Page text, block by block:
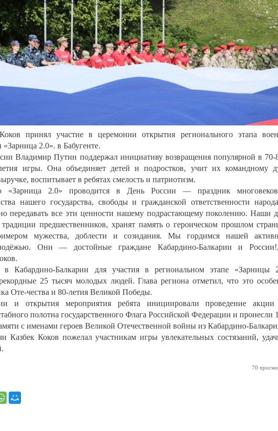
принял участие в церемонии открытия регионального этапа
2.0». в Бабугенте.
Владимир Путин поддержал инициативу возвращения популярной в 70-
игры. Она объединяет детей и подростков, учит их командному
воспитывает в ребятах смелость и патриотизм.
«Зарница 2.0» проводится в День России — праздник
нашего государства, свободы и гражданской ответственности
передавать все эти ценности нашему подрастающему поколению. Наши
предшественников, хранят память о героическом прошлом
мужества, доблести и созидания. Мы гордимся нашей
Они — достойные граждане Кабардино-Балкарии и
Кабардино-Балкарии для участия в региональном этапе «Зарницы
рекордные 25 тысяч молодых людей. Глава региона отметил, что это
Оте-чества и 80-летия Великой Победы.
и открытия мероприятия ребята инициировали проведение
полотна государственного Флага Российской Федерации и пронесли
с именами героев Великой Отечественной войны из Кабардино-
Казбек Коков пожелал участникам игры увлекательных состязаний,
70